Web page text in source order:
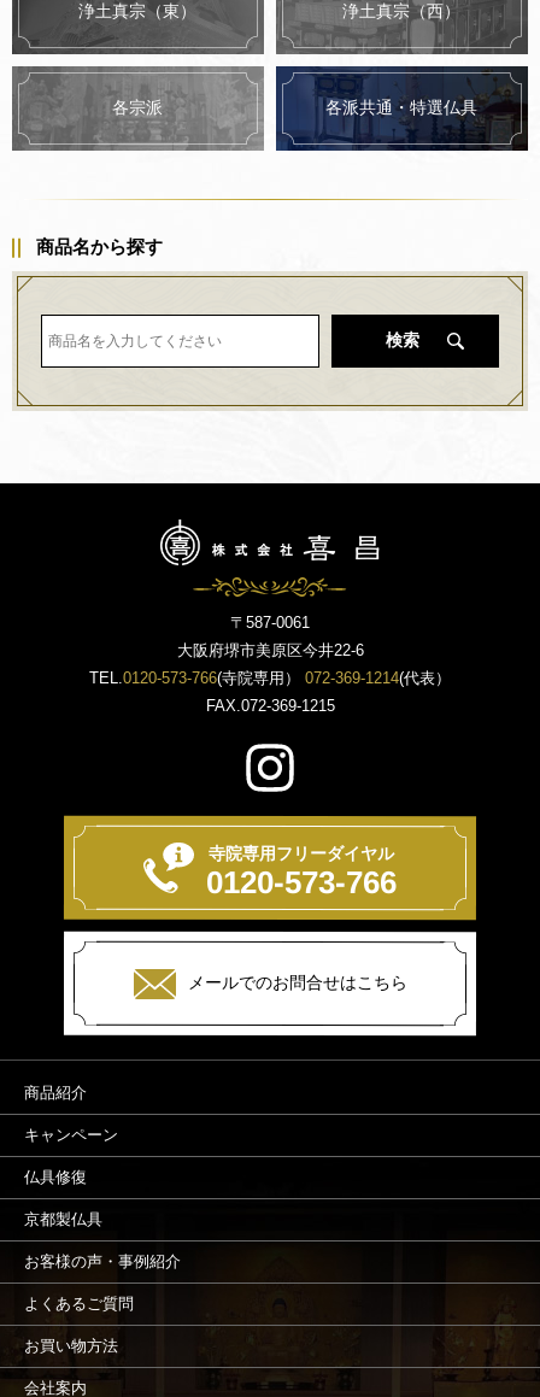
浄土真宗（東） 浄土真宗（西）
各宗派 各派共通・特選仏具
商品名から探す
検索
〒587-0061
大阪府堺市美原区今井22-6
TEL.0120-573-766(寺院専用） 072-369-1214(代表）
FAX.072-369-1215
寺院専用フリーダイヤル
0120-573-766
メールでのお問合せはこちら
商品紹介
キャンペーン
仏具修復
京都製仏具
お客様の声・事例紹介
よくあるご質問
お買い物方法
会社案内